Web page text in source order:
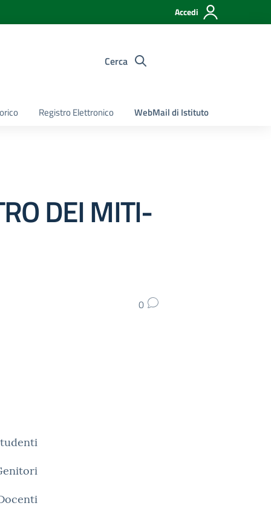
Accedi
Cerca
Registro Elettronico WebMail di Istituto
DEI MITI-
0